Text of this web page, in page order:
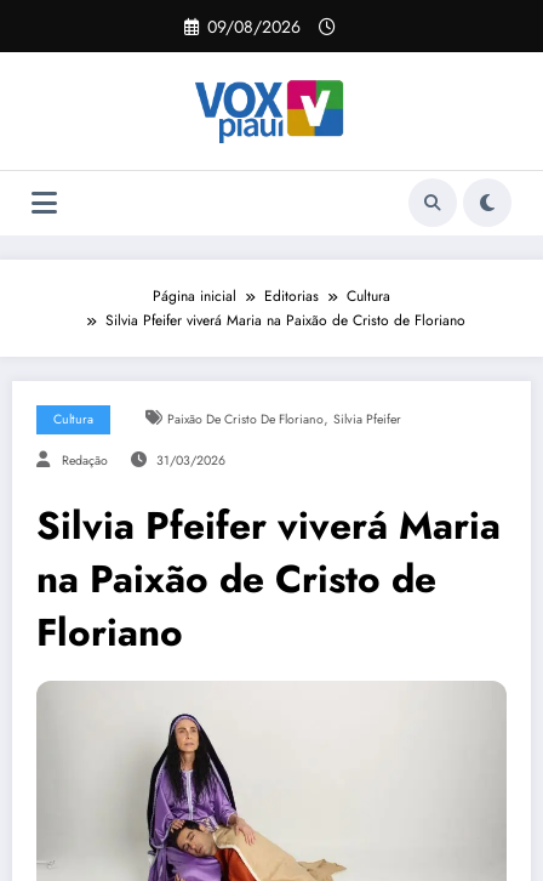
o
09/08/2026
Página inicial Editorias
Cultura
Silvia Pfeifer viverá Maria na Paixão de Cristo de Floriano
Cultura Paixão De Cristo De Floriano, Silvia Pfeifer
Redação 31/03/2026
Silvia Pfeifer viverá Maria
na Paixão de Cristo de
Floriano